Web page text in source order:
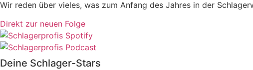
Wir reden über vieles, was zum Anfang des Jahres in der
Direkt zur neuen Folge
Deine Schlager-Stars